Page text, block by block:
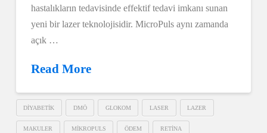
hastalıkların tedavisinde effektif tedavi imkanı sunan
yeni bir lazer teknolojisidir. MicroPuls aynı zamanda
açık …
Read More
DIYABETIK DMÖ GLOKOM LASER LAZER
MAKULER MIKROPULS ÖDEM RETINA